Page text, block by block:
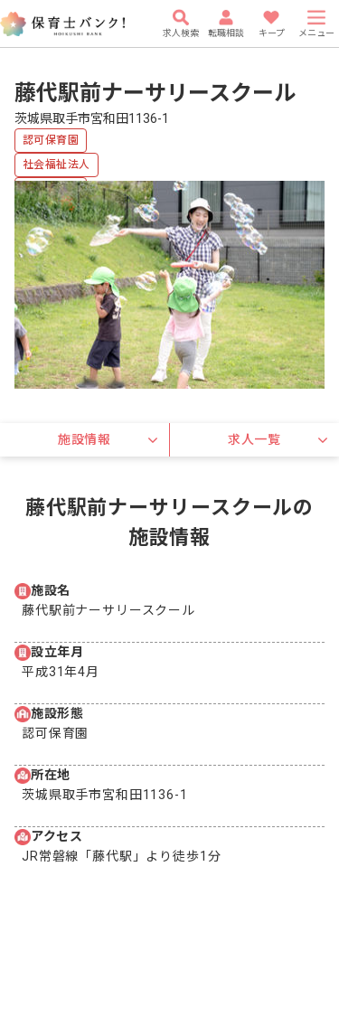
求人検索 転職相談 キープ メニュー
藤代駅前ナーサリースクール
茨城県取手市宮和田1136-1
認可保育園
社会福祉法人
複数園あり
福利厚生充実
有給
駅近5分以内
研修充実
WEB面接OK
施設情報 求人一覧
藤代駅前ナーサリースクールの
施設情報
施設名
藤代駅前ナーサリースクール
設立年月
平成31年4月
施設形態
認可保育園
所在地
茨城県取手市宮和田1136-1
アクセス
JR常磐線「藤代駅」より徒歩1分